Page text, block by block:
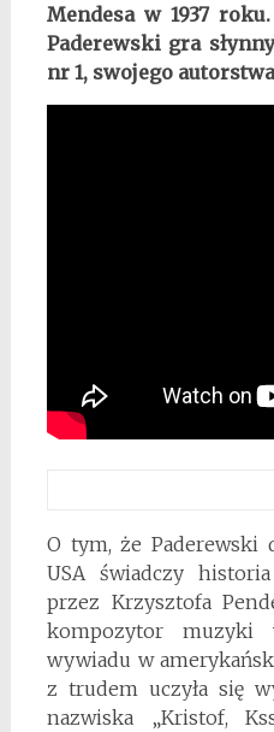
Mendesa w 1937 roku
Paderewski gra
nr 1, swojego
O tym, że Paderewski
USA świadczy
przez Krzysztofa
kompozytor muzyki
wywiadu w
z trudem uczyła się
nazwiska „Kristof,